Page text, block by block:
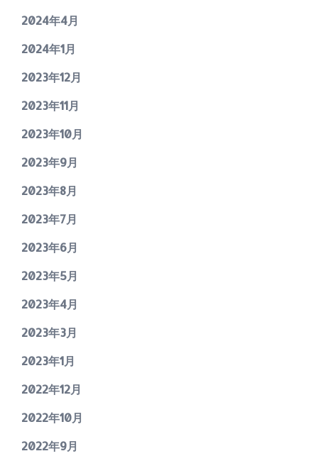
2024年4月
2024年1月
2023年12月
2023年11月
2023年10月
2023年9月
2023年8月
2023年7月
2023年6月
2023年5月
2023年4月
2023年3月
2023年1月
2022年12月
2022年10月
2022年9月